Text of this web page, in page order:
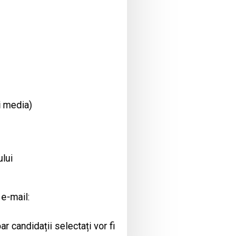
media)
mail:
candidații selectați vor fi